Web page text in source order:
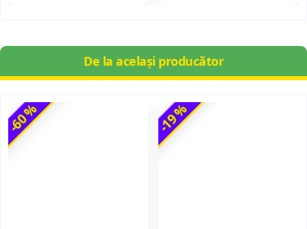
De la același producător
-60 % -19 %